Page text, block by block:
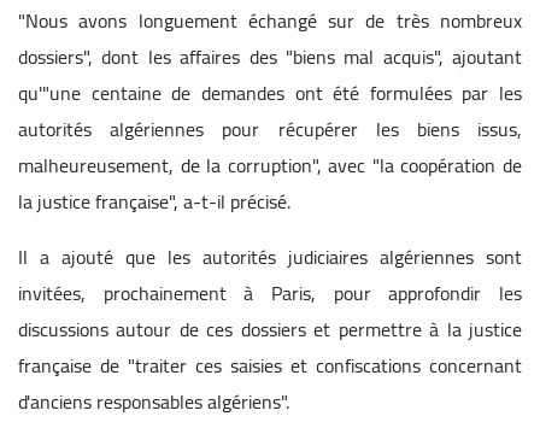
"Nous avons longuement échangé sur de très nombreux
dossiers", dont les affaires des "biens mal acquis", ajoutant
qu'"une centaine de demandes ont été formulées par les
autorités algériennes pour récupérer les biens issus,
malheureusement, de la corruption", avec "la coopération de
la justice française", a-t-il précisé.
Il a ajouté que les autorités judiciaires algériennes sont
invitées, prochainement à Paris, pour approfondir les
discussions autour de ces dossiers et permettre à la justice
française de "traiter ces saisies et confiscations concernant
d'anciens responsables algériens".